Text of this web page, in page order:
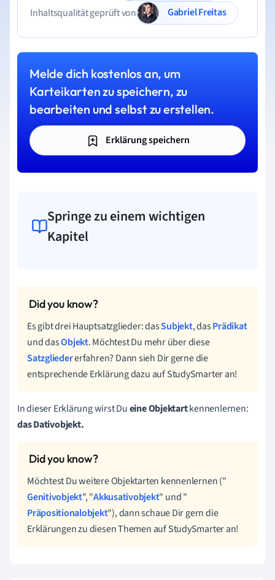
Inhaltsqualität geprüft von
Gabriel Freitas
Melde dich kostenlos an, um
Karteikarten zu speichern, zu
bearbeiten und selbst zu erstellen.
Erklärung speichern
Springe zu einem wichtigen
Kapitel
Es gibt drei Hauptsatzglieder: dasSubjekt, dasPrädikat
und dasObjekt. Möchtest Du mehr über diese
Satzgliedererfahren? Dann sieh Dir gerne die
entsprechende Erklärung dazu auf StudySmarter an!
In dieser Erklärung wirst Dueine Objektartkennenlernen:
das Dativobjekt.
Möchtest Du weitere Objektarten kennenlernen ("
Genitivobjekt", "Akkusativobjekt" und "
Präpositionalobjekt"), dann schaue Dir gern die
Erklärungen zu diesen Themen auf StudySmarter an!